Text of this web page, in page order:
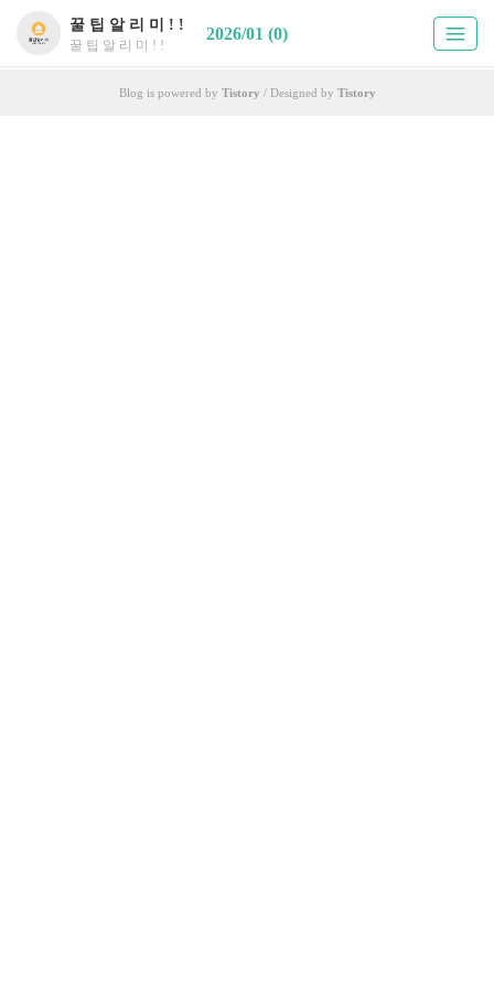
꿀 팁 알 리 미 ! !
꿀 팁 알 리 미 ! !
2026/01 (0)
Blog is powered by Tistory / Designed by Tistory